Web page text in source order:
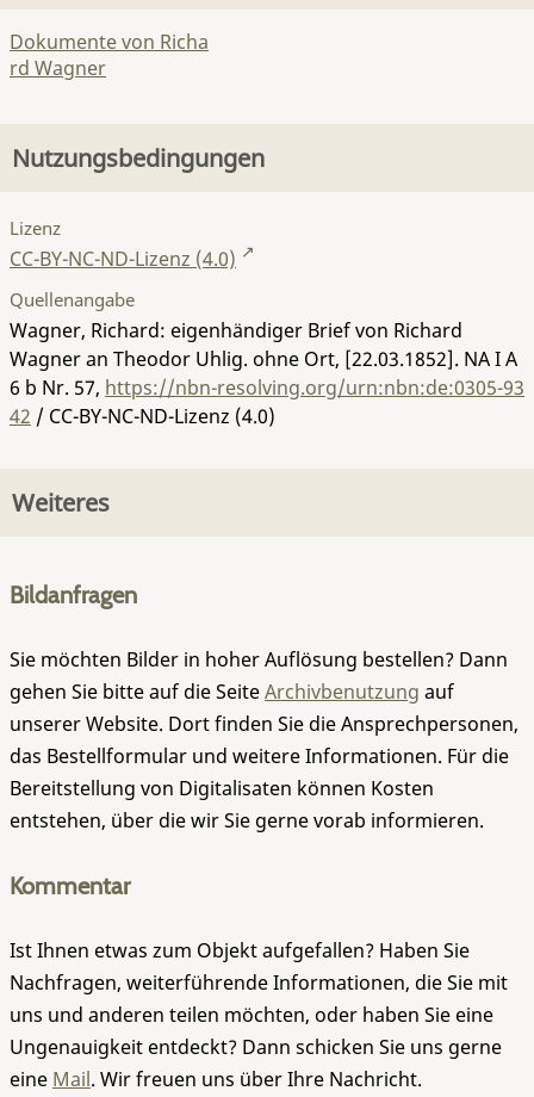
Dokumente von Richa
rd Wagner
Nutzungsbedingungen
Lizenz
CC-BY-NC-ND-Lizenz (4.0)
Quellenangabe
Wagner, Richard: eigenhändiger Brief von Richard
Wagner an Theodor Uhlig. ohne Ort, [22.03.1852]. NA I A
6 b Nr. 57, https://nbn-resolving.org/urn:nbn:de:0305-93
42 / CC-BY-NC-ND-Lizenz (4.0)
Weiteres
Bildanfragen
Sie möchten Bilder in hoher Auflösung bestellen? Dann
gehen Sie bitte auf die SeiteArchivbenutzung auf
unserer Website. Dort finden Sie die Ansprechpersonen,
das Bestellformular und weitere Informationen. Für die
Bereitstellung von Digitalisaten können Kosten
entstehen, über die wir Sie gerne vorab informieren.
Kommentar
Ist Ihnen etwas zum Objekt aufgefallen? Haben Sie
Nachfragen, weiterführende Informationen, die Sie mit
uns und anderen teilen möchten, oder haben Sie eine
Ungenauigkeit entdeckt? Dann schicken Sie uns gerne
eine Mail. Wir freuen uns über Ihre Nachricht.